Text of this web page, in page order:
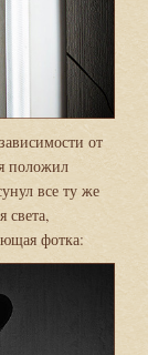
от
положил
все ту же
света,
фотка: